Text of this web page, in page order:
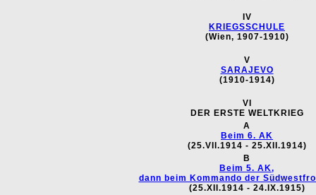
IV
KRIEGSSCHULE
(Wien, 1907-1910)
V
SARAJEVO
(1910-1914)
VI
DER ERSTE WELTKRIEG
A
Beim 6. AK
(25.VII.1914 - 25.XII.1914)
B
Beim 5. AK,
dann beim Kommando der
(25.XII.1914 - 24.IX.1915)